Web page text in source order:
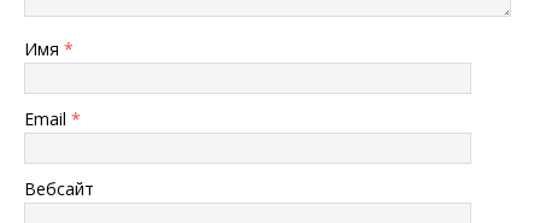
Имя *
Email *
Вебсайт